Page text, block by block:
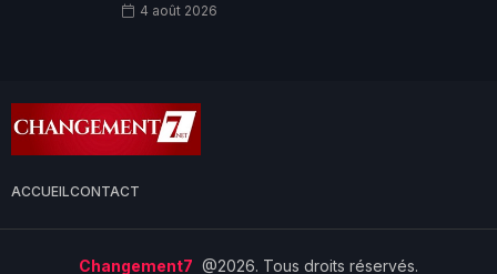
4 août 2026
ACCUEILCONTACT
Changement7 @2026. Tous droits réservés.